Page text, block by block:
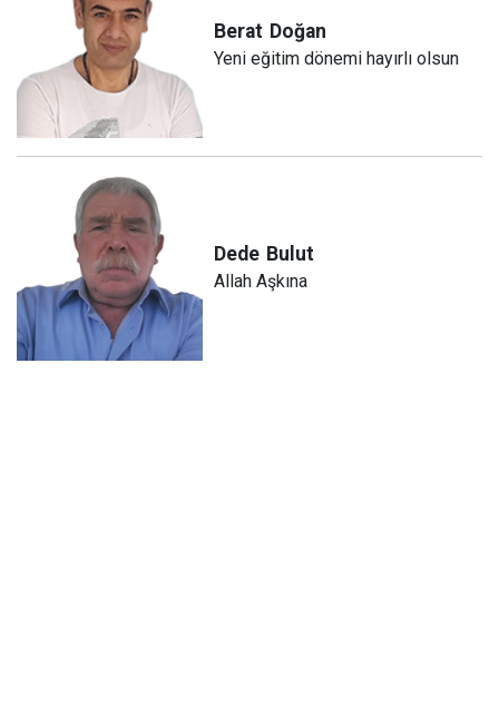
Berat Doğan
Yeni eğitim dönemi hayırlı olsun
Dede Bulut
Allah Aşkına